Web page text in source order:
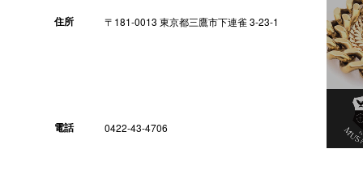
住所 〒181-0013 東京都三鷹市下連雀 3-23-1
電話 0422-43-4706